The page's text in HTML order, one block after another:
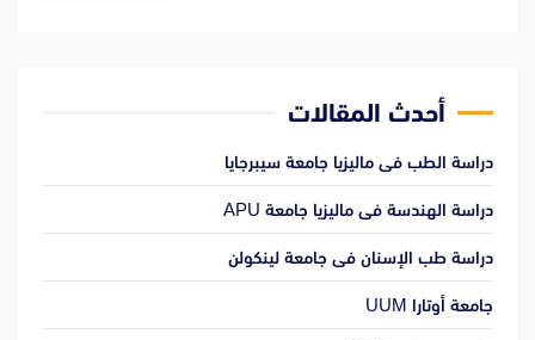
أحدث المقالات
دراسة الطب فى ماليزيا جامعة سيبرجايا
دراسة الهندسة فى ماليزيا جامعة APU
دراسة طب الإسنان فى جامعة لينكولن
جامعة أوتارا UUM